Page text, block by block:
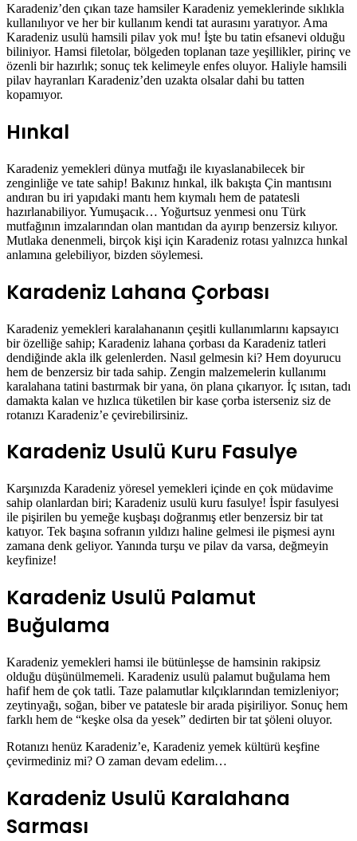
Karadeniz’den çıkan taze hamsiler Karadeniz yemeklerinde sıklıkla
kullanılıyor ve her bir kullanım kendi tat aurasını yaratıyor. Ama
Karadeniz usulü hamsili pilav yok mu! İşte bu tatin efsanevi olduğu
biliniyor. Hamsi filetolar, bölgeden toplanan taze yeşillikler, pirinç ve
özenli bir hazırlık; sonuç tek kelimeyle enfes oluyor. Haliyle hamsili
pilav hayranları Karadeniz’den uzakta olsalar dahi bu tatten
kopamıyor.
Hınkal
Karadeniz yemekleri dünya mutfağı ile kıyaslanabilecek bir
zenginliğe ve tate sahip! Bakınız hınkal, ilk bakışta Çin mantısını
andıran bu iri yapıdaki mantı hem kıymalı hem de patatesli
hazırlanabiliyor. Yumuşacık… Yoğurtsuz yenmesi onu Türk
mutfağının imzalarından olan mantıdan da ayırıp benzersiz kılıyor.
Mutlaka denenmeli, birçok kişi için Karadeniz rotası yalnızca hınkal
anlamına gelebiliyor, bizden söylemesi.
Karadeniz Lahana Çorbası
Karadeniz yemekleri karalahananın çeşitli kullanımlarını kapsayıcı
bir özelliğe sahip; Karadeniz lahana çorbası da Karadeniz tatleri
dendiğinde akla ilk gelenlerden. Nasıl gelmesin ki? Hem doyurucu
hem de benzersiz bir tada sahip. Zengin malzemelerin kullanımı
karalahana tatini bastırmak bir yana, ön plana çıkarıyor. İç ısıtan, tadı
damakta kalan ve hızlıca tüketilen bir kase çorba isterseniz siz de
rotanızı Karadeniz’e çevirebilirsiniz.
Karadeniz Usulü Kuru Fasulye
Karşınızda Karadeniz yöresel yemekleri içinde en çok müdavime
sahip olanlardan biri; Karadeniz usulü kuru fasulye! İspir fasulyesi
ile pişirilen bu yemeğe kuşbaşı doğranmış etler benzersiz bir tat
katıyor. Tek başına sofranın yıldızı haline gelmesi ile pişmesi aynı
zamana denk geliyor. Yanında turşu ve pilav da varsa, değmeyin
keyfinize!
Karadeniz Usulü Palamut
Buğulama
Karadeniz yemekleri hamsi ile bütünleşse de hamsinin rakipsiz
olduğu düşünülmemeli. Karadeniz usulü palamut buğulama hem
hafif hem de çok tatli. Taze palamutlar kılçıklarından temizleniyor;
zeytinyağı, soğan, biber ve patatesle bir arada pişiriliyor. Sonuç hem
farklı hem de “keşke olsa da yesek” dedirten bir tat şöleni oluyor.
Rotanızı henüz Karadeniz’e, Karadeniz yemek kültürü keşfine
çevirmediniz mi? O zaman devam edelim…
Karadeniz Usulü Karalahana
Sarması